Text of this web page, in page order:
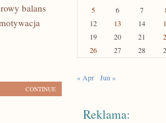
balans
CONTINUE
5
6 7
12
13 14
19
20 21
26
27 28
« Apr Jun »
Reklama: